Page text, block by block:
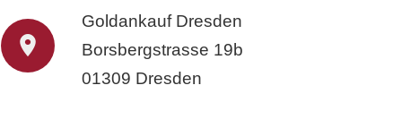
Goldankauf Dresden
Borsbergstrasse 19b
01309 Dresden